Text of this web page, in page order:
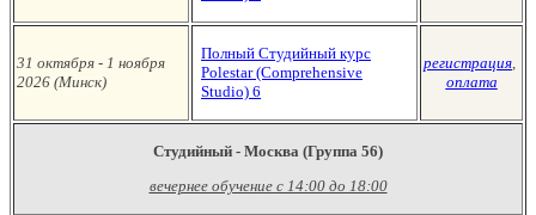
31 октября - 1 ноября
2026 (Минск)
Полный Студийный курс
Polestar (Сomprehensive
Studio) 6
регистрация,
оплата
Студийный - Москва (Группа 56)
вечернее обучение с 14:00 до 18:00